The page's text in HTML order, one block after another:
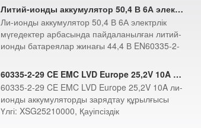
Литий-ионды аккумулятор 50,4 В 6А электрлік мүгедектер арбасы пайдаланылған литий-ионды батареялар жинағы 44,4 В EN60335-2-29 батарея зарядтағыш
Ли-ионды аккумулятор 50,4 В 6А электрлік
мүгедектер арбасында пайдаланылған литий-
ионды батареялар жинағы 44,4 В EN60335-2-
60335-2-29 CE EMC LVD Europe 25,2V 10A литий-ионды батарея зарядтағыш
60335-2-29 CE EMC LVD Europe 25,2V 10A ли-
ионды аккумуляторды зарядтау құрылғысы
Үлгі: XSG25210000, Қауіпсіздік